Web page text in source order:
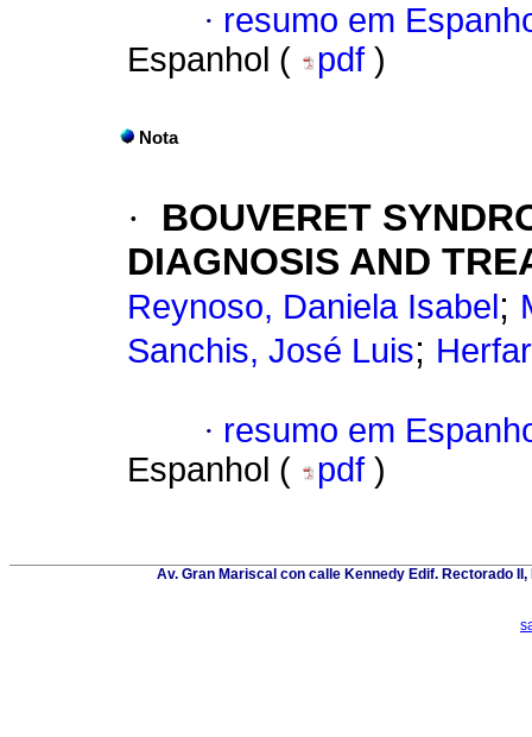
· resumo em
Espanhol (
pdf )
Nota
·
BOUVERET
DIAGNOSIS AND
Reynoso, Daniela Isabel ;
Sanchis, José Luis;
· resumo em
Espanhol (
pdf )
Av. Gran Mariscal con calle Kennedy Edif. Rectorado